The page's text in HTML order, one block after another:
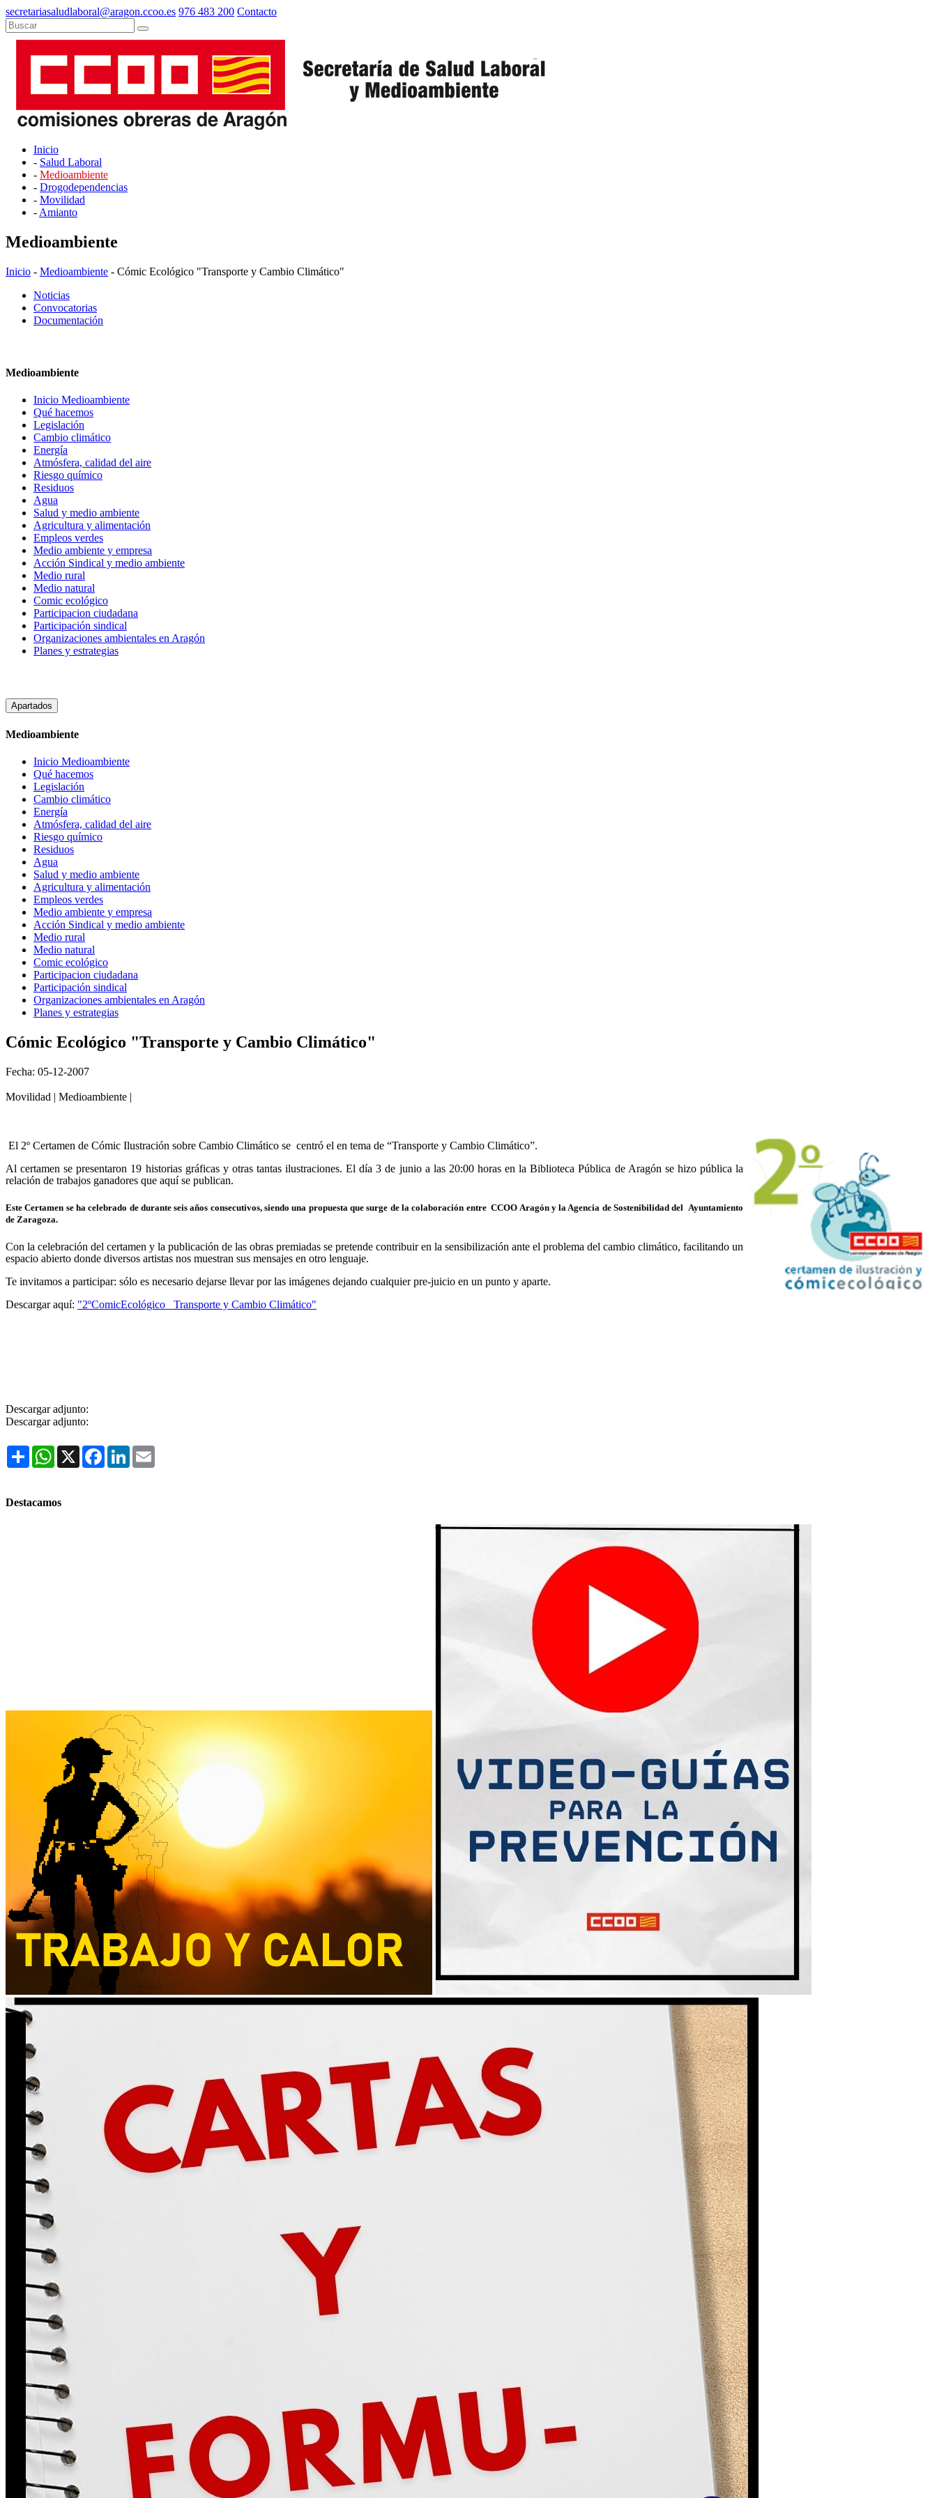
secretariasaludlaboral@aragon.ccoo.es 976 483 200 Contacto
Inicio
- Salud Laboral
- Medioambiente
- Drogodependencias
- Movilidad
- Amianto
Medioambiente
Inicio - Medioambiente - Cómic Ecológico "Transporte y Cambio Climático"
Noticias
Convocatorias
Documentación
Medioambiente
Inicio Medioambiente
Qué hacemos
Legislación
Cambio climático
Energía
Atmósfera, calidad del aire
Riesgo químico
Residuos
Agua
Salud y medio ambiente
Agricultura y alimentación
Empleos verdes
Medio ambiente y empresa
Acción Sindical y medio ambiente
Medio rural
Medio natural
Comic ecológico
Participacion ciudadana
Participación sindical
Organizaciones ambientales en Aragón
Planes y estrategias
Apartados
Medioambiente
Inicio Medioambiente
Qué hacemos
Legislación
Cambio climático
Energía
Atmósfera, calidad del aire
Riesgo químico
Residuos
Agua
Salud y medio ambiente
Agricultura y alimentación
Empleos verdes
Medio ambiente y empresa
Acción Sindical y medio ambiente
Medio rural
Medio natural
Comic ecológico
Participacion ciudadana
Participación sindical
Organizaciones ambientales en Aragón
Planes y estrategias
Cómic Ecológico "Transporte y Cambio Climático"
Fecha: 05-12-2007
Movilidad | Medioambiente |
El 2º Certamen de Cómic Ilustración sobre Cambio Climático se centró el en tema de “Transporte y Cambio Climático”.
Al certamen se presentaron 19 historias gráficas y otras tantas ilustraciones. El día 3 de junio a las 20:00 horas enla Biblioteca Pública de Aragón se hizo pública la
relación de trabajos ganadores que aquí se publican.
Este Certamen se ha celebrado de durante seis años consecutivos, siendo una propuesta que surge de la colaboración entre CCOO Aragón yla Agencia de Sostenibilidad del Ayuntamiento
de Zaragoza.
Con la celebración del certamen y la publicación de las obras premiadas se pretende contribuir en la sensibilización ante el problema del cambio climático, facilitando un
espacio abierto donde diversos artistas nos muestran sus mensajes en otro lenguaje.
Te invitamos a participar: sólo es necesario dejarse llevar por las imágenes dejando cualquier pre-juicio en un punto y aparte.
Descargar aquí: "2ºComicEcológico_ Transporte y Cambio Climático"
Descargar adjunto:
Descargar adjunto:
Share WhatsApp
X FacebookLinkedIn
Destacamos